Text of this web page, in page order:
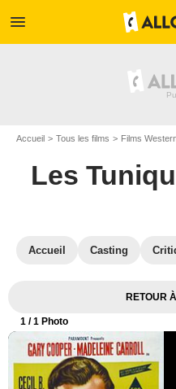
menu
Accueil Tous les films Films
Les
Accueil Casting
RETOUR
1 / 1 Photo